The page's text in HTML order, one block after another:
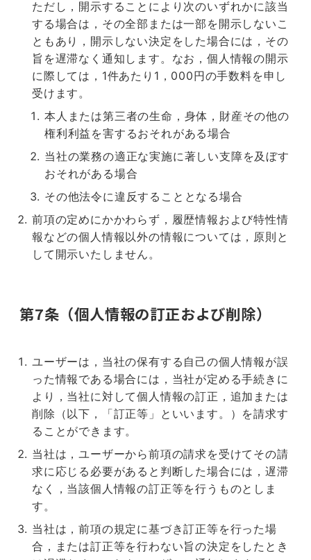
ただし，開示することにより次のいずれかに該当
する場合は，その全部または一部を開示しないこ
ともあり，開示しない決定をした場合には，その
旨を遅滞なく通知します。なお，個人情報の開示
に際しては，1件あたり1，000円の手数料を申し
受けます。
本人または第三者の生命，身体，財産その他の
権利利益を害するおそれがある場合
当社の業務の適正な実施に著しい支障を及ぼす
おそれがある場合
その他法令に違反することとなる場合
前項の定めにかかわらず，履歴情報および特性情
報などの個人情報以外の情報については，原則と
して開示いたしません。
第7条（個人情報の訂正および削除）
ユーザーは，当社の保有する自己の個人情報が誤
った情報である場合には，当社が定める手続きに
より，当社に対して個人情報の訂正，追加または
削除（以下，「訂正等」といいます。）を請求す
ることができます。
当社は，ユーザーから前項の請求を受けてその請
求に応じる必要があると判断した場合には，遅滞
なく，当該個人情報の訂正等を行うものとしま
す。
当社は，前項の規定に基づき訂正等を行った場
合，または訂正等を行わない旨の決定をしたとき